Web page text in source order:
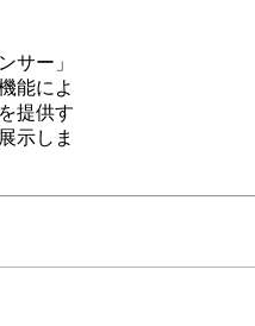
サー」
能によ
提供す
示しま